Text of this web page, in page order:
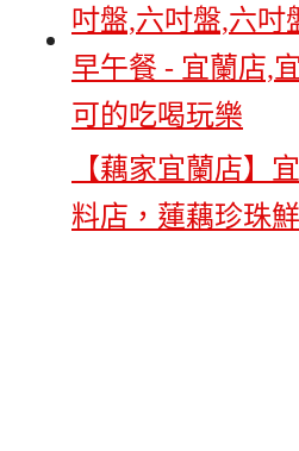
【藕家宜蘭店】
料店，蓮藕珍珠